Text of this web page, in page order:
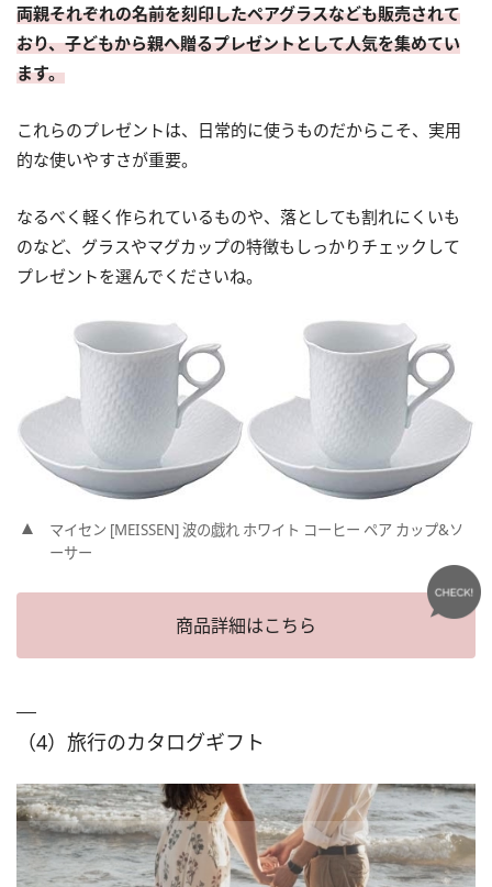
両親それぞれの名前を刻印したペアグラスなども販売されて
おり、子どもから親へ贈るプレゼントとして人気を集めてい
ます。
これらのプレゼントは、日常的に使うものだからこそ、実用
的な使いやすさが重要。
なるべく軽く作られているものや、落としても割れにくいも
のなど、グラスやマグカップの特徴もしっかりチェックして
プレゼントを選んでくださいね。
マイセン [MEISSEN] 波の戯れ ホワイト コーヒー ペア カップ&ソ
ーサー
商品詳細はこちら
（4）旅行のカタログギフト